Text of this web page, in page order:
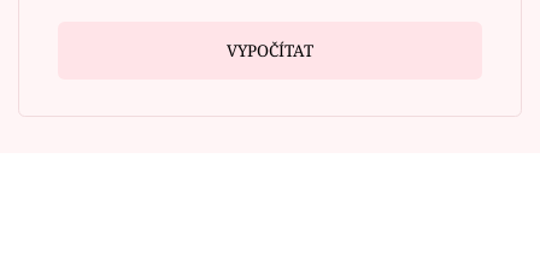
VYPOČÍTAT